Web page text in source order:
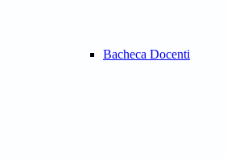
Bacheca Docenti